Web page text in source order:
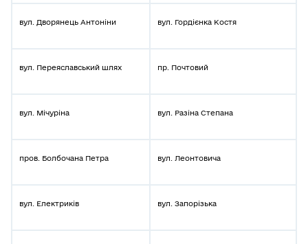
вул. Дворянець Антоніни вул. Гордієнка Костя
вул. Переяславський шлях пр. Почтовий
вул. Мічуріна вул. Разіна Степана
пров. Болбочана Петра вул. Леонтовича
вул. Електриків вул. Запорізька